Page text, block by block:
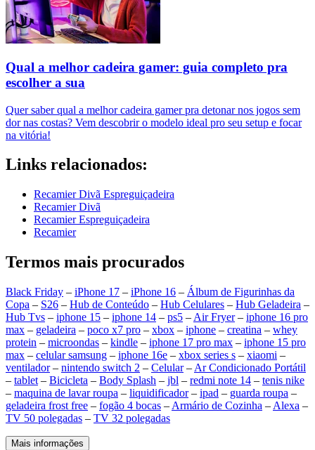
Qual a melhor cadeira gamer: guia completo pra
escolher a sua
Quer saber qual a melhor cadeira gamer pra detonar nos jogos sem
dor nas costas? Vem descobrir o modelo ideal pro seu setup e focar
na vitória!
Links relacionados:
Recamier Divã Espreguiçadeira
Recamier Divã
Recamier Espreguiçadeira
Recamier
Termos mais procurados
Black Friday – iPhone 17 – iPhone 16 – Álbum de Figurinhas da
Copa – S26 – Hub de Conteúdo – Hub Celulares – Hub Geladeira –
Hub Tvs – iphone 15 – iphone 14 – ps5 – Air Fryer– iphone 16 pro
max – geladeira – poco x7 pro – xbox – iphone – creatina – whey
protein – microondas – kindle – iphone 17 pro max – iphone 15 pro
max – celular samsung – iphone 16e – xbox series s – xiaomi –
ventilador– nintendo switch 2 – Celular– Ar Condicionado Portátil
– tablet – Bicicleta – Body Splash – jbl – redmi note 14 – tenis nike
– maquina de lavar roupa – liquidificador– ipad – guarda roupa –
geladeira frost free – fogão 4 bocas – Armário de Cozinha – Alexa –
TV 50 polegadas – TV 32 polegadas
Mais informações